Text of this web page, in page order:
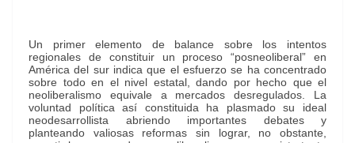
Un primer elemento de balance sobre los intentos
regionales de constituir un proceso “posneoliberal” en
América del sur indica que el esfuerzo se ha concentrado
sobre todo en el nivel estatal, dando por hecho que el
neoliberalismo equivale a mercados desregulados. La
voluntad política así constituida ha plasmado su ideal
neodesarrollista abriendo importantes debates y
planteando valiosas reformas sin lograr, no obstante,